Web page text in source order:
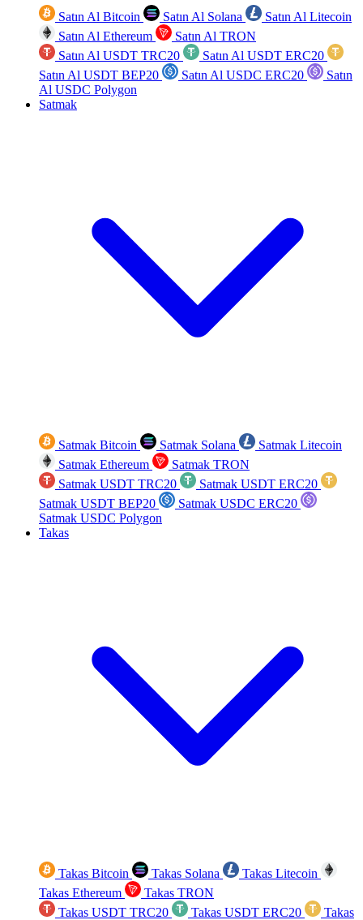
Satın Al Bitcoin Satın Al Solana
Satın Al Litecoin
Satın Al Ethereum
Satın Al TRON
Satın Al USDT TRC20
Satın Al USDT ERC20
Satın Al USDT BEP20
Satın Al USDC ERC20
Satın
Al USDC Polygon
Satmak
Satmak Bitcoin Satmak Solana
Satmak Litecoin
Satmak Ethereum
Satmak TRON
Satmak USDT TRC20
Satmak USDT ERC20
Satmak USDT BEP20
Satmak USDC ERC20
Satmak USDC Polygon
Takas
Takas Bitcoin Takas Solana
Takas Litecoin
Takas Ethereum
Takas TRON
Takas USDT TRC20
Takas USDT ERC20
Takas